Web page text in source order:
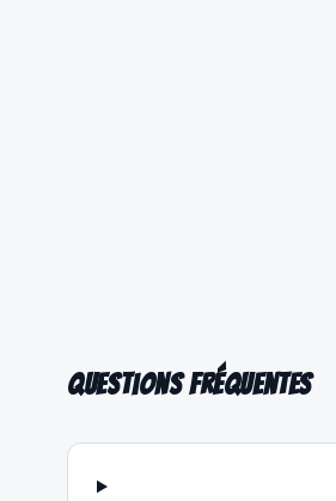
Questions fréquentes